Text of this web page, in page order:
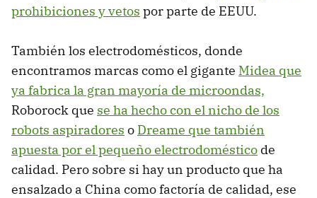
prohibiciones y vetos por parte de EEUU.
También los electrodomésticos, donde
encontramos marcas como el gigante Midea que
ya fabrica la gran mayoría de microondas,
Roborock que se ha hecho con el nicho de los
robots aspiradores o Dreame que también
apuesta por el pequeño electrodoméstico de
calidad. Pero sobre si hay un producto que ha
ensalzado a China como factoría de calidad, ese